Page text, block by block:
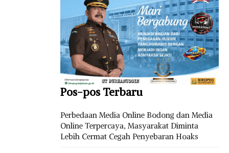
Pos-pos Terbaru
Perbedaan Media Online Bodong dan Media
Online Terpercaya, Masyarakat Diminta
Lebih Cermat Cegah Penyebaran Hoaks